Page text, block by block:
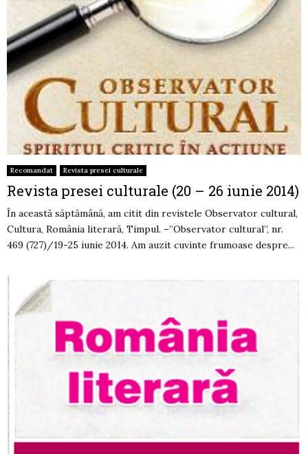
Recomandat Revista presei culturale
Revista presei culturale (20 – 26 iunie 2014)
În această săptămână, am citit din revistele Observator cultural,
Cultura, România literară, Timpul. –”Observator cultural”, nr.
469 (727)/19-25 iunie 2014. Am auzit cuvinte frumoase despre...